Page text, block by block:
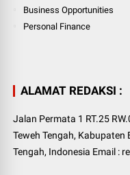
Business Opportunities
Personal Finance
ALAMAT REDAKSI :
Jalan Permata 1 RT.25
Teweh Tengah,
Tengah, Indonesia Email :